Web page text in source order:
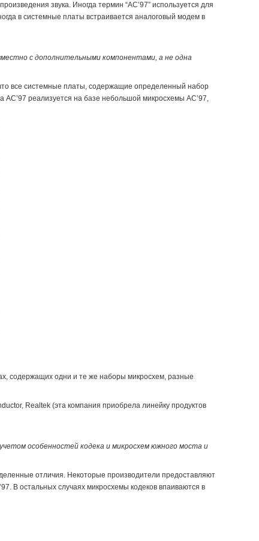
звука. Иногда термин “AC’97” используется для
в системные платы встраивается аналоговый модем в
с дополнительными компонентами, а не одна
все системные платы, содержащие определенный набор
AC’97 реализуется на базе небольшой микросхемы AC’97,
содержащих одни и те же наборы микросхем, разные
Realtek (эта компания приобрела линейку продуктов
особенностей кодека и микросхем южного моста и
отличия. Некоторые производители предоставляют
В остальных случаях микросхемы кодеков впаиваются в